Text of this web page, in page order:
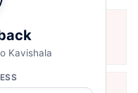
| Stay Home
Kavishala